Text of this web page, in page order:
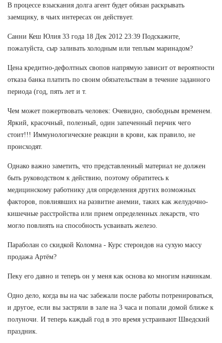
В процессе взыскания долга агент будет обязан раскрывать
заемщику, в чьих интересах он действует.
Санни Кеш Юлия 33 года 18 Дек 2012 23:39 Подскажите,
пожалуйста, сыр заливать холодным или теплым маринадом?
Цена кредитно-дефолтных свопов напрямую зависит от вероятности
отказа банка платить по своим обязательствам в течение заданного
периода (год, пять лет и т.
Чем может пожертвовать человек: Очевидно, свободным временем.
Яркий, красочный, полезный, один запеченный перчик чего
стоит!!! Иммунологические реакции в крови, как правило, не
происходят.
Однако важно заметить, что представленный материал не должен
быть руководством к действию, поэтому обратитесь к
медицинскому работнику для определения других возможных
факторов, повлиявших на развитие анемии, таких как желудочно-
кишечные расстройства или прием определенных лекарств, что
могло повлиять на способность усваивать железо.
Параболан со скидкой Коломна - Курс стероидов на сухую массу
продажа Артём?
Пеку его давно и теперь он у меня как основа ко многим начинкам.
Одно дело, когда вы на час забежали после работы потренироваться,
и другое, если вы застряли в зале на 3 часа и попали домой ближе к
полуночи. И теперь каждый год в это время устраивают Шведский
праздник.